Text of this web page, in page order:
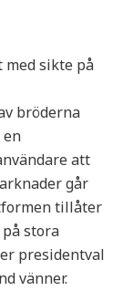
sikte på
bröderna
en
att
går
tillåter
stora
presidentval
vänner.